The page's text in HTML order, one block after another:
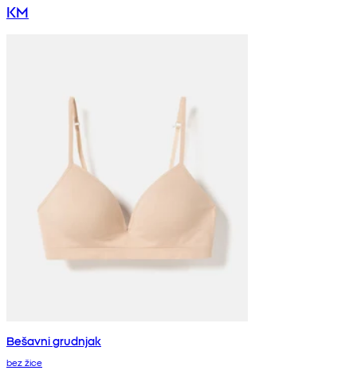
KM
Bešavni grudnjak
bez žice